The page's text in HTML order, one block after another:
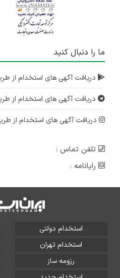
ما را دنبال کنید
دریافت آگهی های استخدام از
دریافت آگهی های استخدام از
دریافت آگهی های استخدام از
تلفن تماس :
رایانامه :
استخدام دولتی
استخدام تهران
رزومه ساز